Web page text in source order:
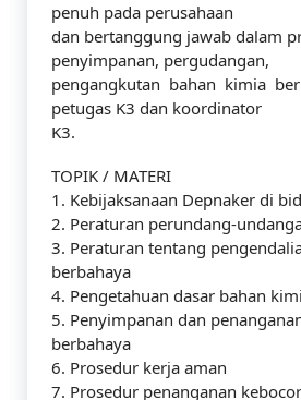
penuh pada perusahaan
dan bertanggung jawab dalam
penyimpanan, pergudangan,
pengangkutan bahan kimia
petugas K3 dan koordinator
K3.
TOPIK / MATERI
1. Kebijaksanaan Depnaker di
2. Peraturan perundang-
3. Peraturan tentang
berbahaya
4. Pengetahuan dasar bahan
5. Penyimpanan dan
berbahaya
6. Prosedur kerja aman
7. Prosedur penanganan